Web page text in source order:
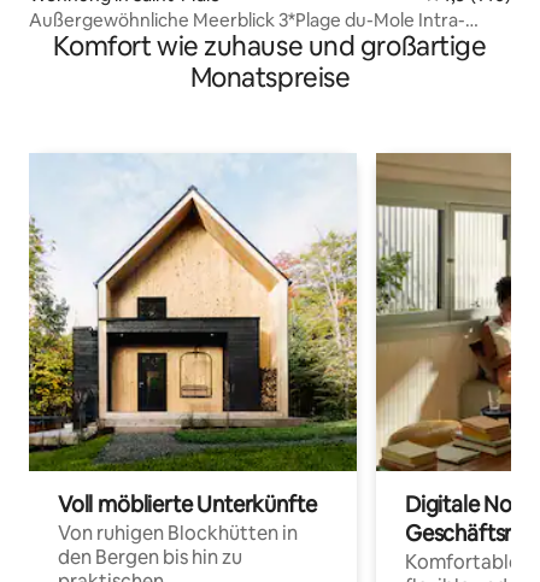
Außergewöhnliche Meerblick 3*Plage du-Mole Intra-
Muros
Komfort wie zuhause und großartige
Monatspreise
Voll möblierte Unterkünfte
Von ruhigen Blockhütten in
den Bergen bis hin zu
Digitale
Komfortable